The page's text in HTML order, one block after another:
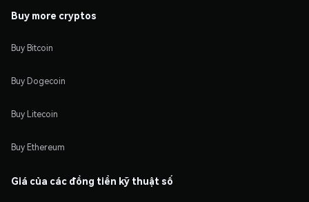
Buy more cryptos
Buy Bitcoin
Buy Dogecoin
Buy Litecoin
Buy Ethereum
Giá của các đồng tiền kỹ thuật số